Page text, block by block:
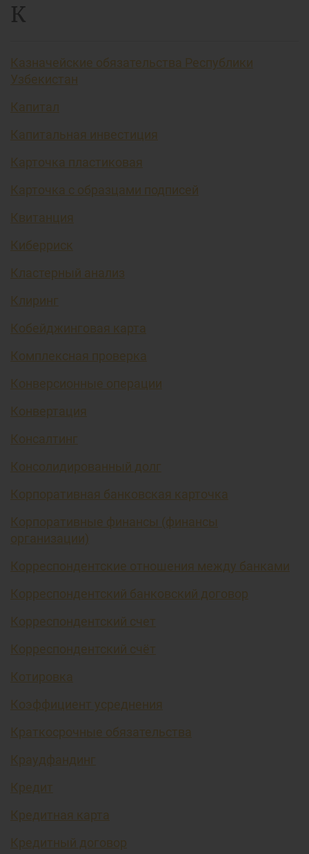
К
Казначейские обязательства Республики
Узбекистан
Капитал
Капитальная инвестиция
Карточка пластиковая
Карточка с образцами подписей
Квитанция
Киберриск
Кластерный анализ
Клиринг
Кобейджинговая карта
Комплексная проверка
Конверсионные операции
Конвертация
Консалтинг
Консолидированный долг
Корпоративная банковская карточка
Корпоративные финансы (финансы
организации)
Корреспондентские отношения между банками
Корреспондентский банковский договор
Корреспондентский счет
Корреспондентский счёт
Котировка
Коэффициент усреднения
Краткосрочные обязательства
Краудфандинг
Кредит
Кредитная карта
Кредитный договор